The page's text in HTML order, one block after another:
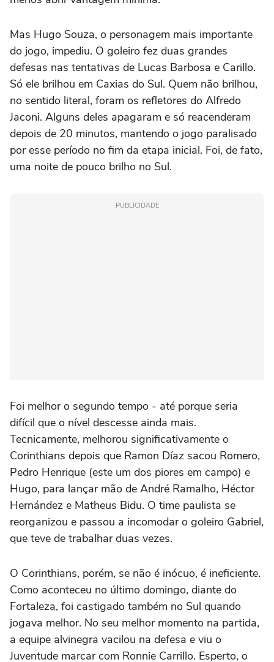
Mas Hugo Souza, o personagem mais importante
do jogo, impediu. O goleiro fez duas grandes
defesas nas tentativas de Lucas Barbosa e Carillo.
Só ele brilhou em Caxias do Sul. Quem não brilhou,
no sentido literal, foram os refletores do Alfredo
Jaconi. Alguns deles apagaram e só reacenderam
depois de 20 minutos, mantendo o jogo paralisado
por esse período no fim da etapa inicial. Foi, de fato,
uma noite de pouco brilho no Sul.
PUBLICIDADE
Foi melhor o segundo tempo - até porque seria
difícil que o nível descesse ainda mais.
Tecnicamente, melhorou significativamente o
Corinthians depois que Ramon Díaz sacou Romero,
Pedro Henrique (este um dos piores em campo) e
Hugo, para lançar mão de André Ramalho, Héctor
Hernández e Matheus Bidu. O time paulista se
reorganizou e passou a incomodar o goleiro Gabriel,
que teve de trabalhar duas vezes.
O Corinthians, porém, se não é inócuo, é ineficiente.
Como aconteceu no último domingo, diante do
Fortaleza, foi castigado também no Sul quando
jogava melhor. No seu melhor momento na partida,
a equipe alvinegra vacilou na defesa e viu o
Juventude marcar com Ronnie Carrillo. Esperto, o